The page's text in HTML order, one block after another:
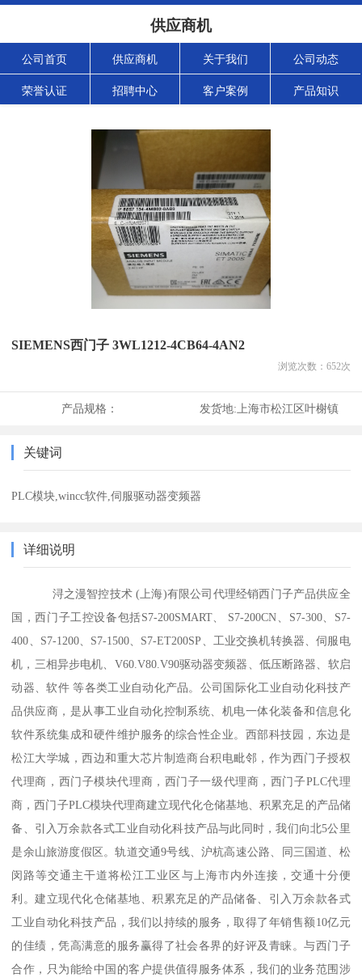
供应商机
公司首页 供应商机 关于我们 公司动态
荣誉认证 招聘中心 客户案例 产品知识
SIEMENS西门子 3WL1212-4CB64-4AN2
浏览次数： 652次
产品规格： 发货地: 上海市松江区叶榭镇
关键词
PLC模块,wincc软件,伺服驱动器变频器
详细说明
浔之漫智控技术 (上海)有限公司代理经销西门子产品供应全
国，西门子工控设备包括S7-200SMART、 S7-200CN、S7-300、S7-
400、S7-1200、S7-1500、S7-ET200SP、工业交换机转换器、伺服电
机，三相异步电机、V60.V80.V90驱动器变频器、低压断路器、软启
动器、软件 等各类工业自动化产品。公司国际化工业自动化科技产
品供应商，是从事工业自动化控制系统、机电一体化装备和信息化
软件系统集成和硬件维护服务的综合性企业。西部科技园，东边是
松江大学城，西边和重大芯片制造商台积电毗邻，作为西门子授权
代理商，西门子模块代理商，西门子一级代理商，西门子PLC代理
商，西门子PLC模块代理商建立现代化仓储基地、积累充足的产品储
备、引入万余款各式工业自动化科技产品与此同时，我们向北5公里
是余山旅游度假区。轨道交通9号线、沪杭高速公路、同三国道、松
闵路等交通主干道将松江工业区与上海市内外连接，交通十分便
利。建立现代化仓储基地、积累充足的产品储备、引入万余款各式
工业自动化科技产品，我们以持续的服务，取得了年销售额10亿元
的佳绩，凭高满意的服务赢得了社会各界的好评及青睐。与西门子
合作，只为能给中国的客户提供值得服务体系，我们的业务范围涉